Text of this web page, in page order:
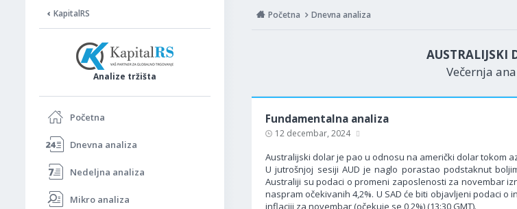
KapitalRS
Analize tržišta
Početna
Dnevna analiza
Nedeljna analiza
Mikro analiza
Početna Dnevna analiza
AUSTRALIJSKI
Večernja
Fundamentalna analiza
12 decembar, 2024
Australijski dolar je pao u odnosu na američki dolar tokom
U jutrošnjoj sesiji AUD je naglo porastao podstaknut
Australiji su podaci o promeni zaposlenosti za novembar
naspram očekivanih 4,2%. U SAD će biti objavljeni podaci
inflaciji za novembar (očekuje se 0,2%) (13:30 GMT).